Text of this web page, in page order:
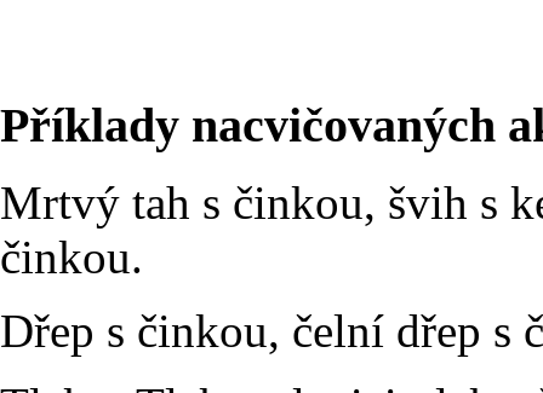
Příklady nacvičovaných
Mrtvý tah s činkou, švih s
činkou.
Dřep s činkou, čelní dřep s